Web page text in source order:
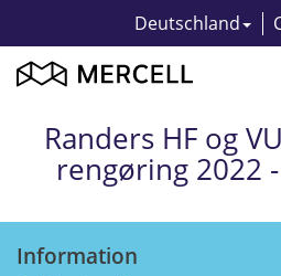
Deutschland
Randers HF og
rengøring 2022
Information